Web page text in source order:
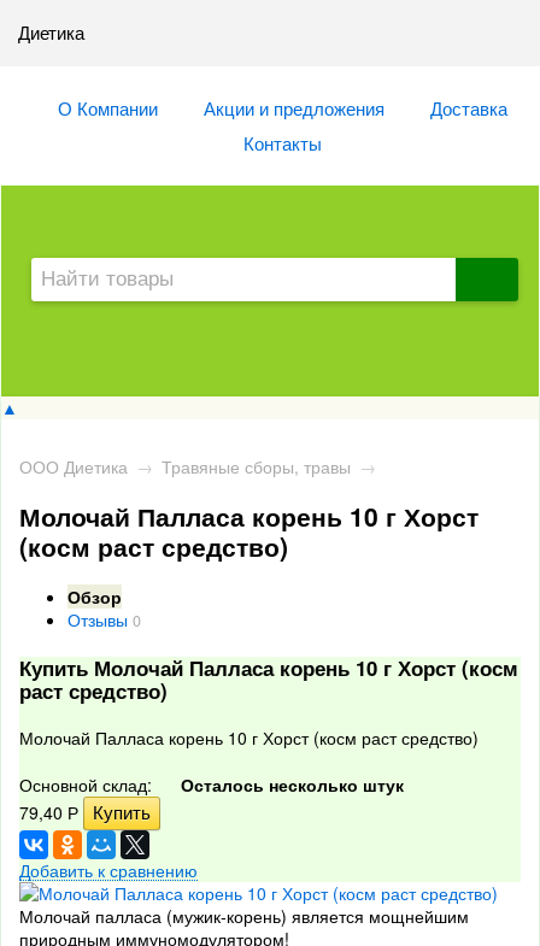
Диетика
О Компании Акции и предложения
Доставка
Контакты
▲
ООО Диетика → Травяные сборы, травы →
Молочай Палласа корень 10 г Хорст
(косм раст средство)
Обзор
Отзывы 0
Купить Молочай Палласа корень 10 г Хорст (косм
раст средство)
Молочай Палласа корень 10 г Хорст (косм раст средство)
Основной склад:
Осталось несколько штук
79,40 Р
Добавить к сравнению
Молочай палласа (мужик-корень) является мощнейшим
природным иммуномодулятором!